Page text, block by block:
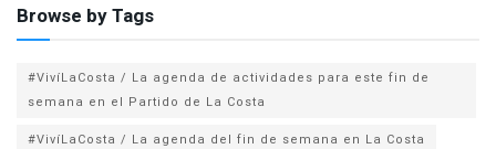
Browse by Tags
#VivíLaCosta / La agenda de actividades para este fin de
semana en el Partido de La Costa
#VivíLaCosta / La agenda del fin de semana en La Costa